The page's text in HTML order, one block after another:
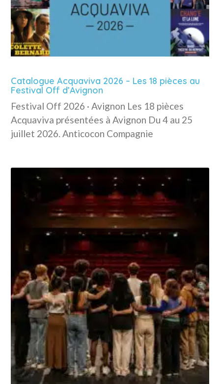
Catalogue Acquaviva 2026 – Les 18 pièces au
Festival Off d’Avignon
Festival Off 2026 · Avignon Les 18 pièces
Acquaviva présentées à Avignon Du 4 au 25
juillet 2026. Anticocon Compagnie